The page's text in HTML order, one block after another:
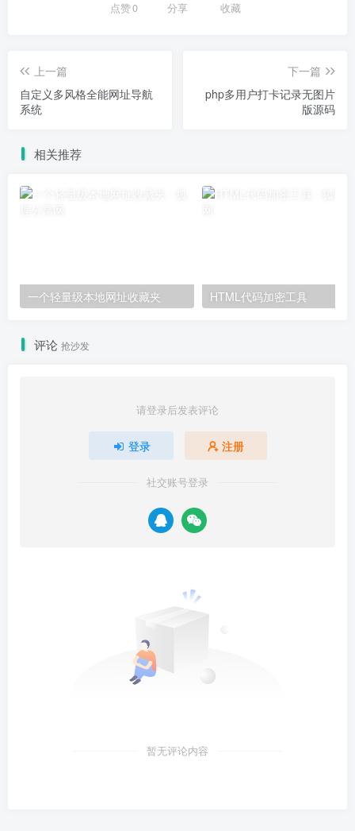
点赞0 分享 收藏
上一篇
自定义多风格全能网址导航
系统
下一篇
php多用户打卡记录无图片
版源码
相关推荐
一个轻量级本地网址收藏夹 HTML代码加密工具
评论 抢沙发
请登录后发表评论
登录 注册
社交账号登录
暂无评论内容